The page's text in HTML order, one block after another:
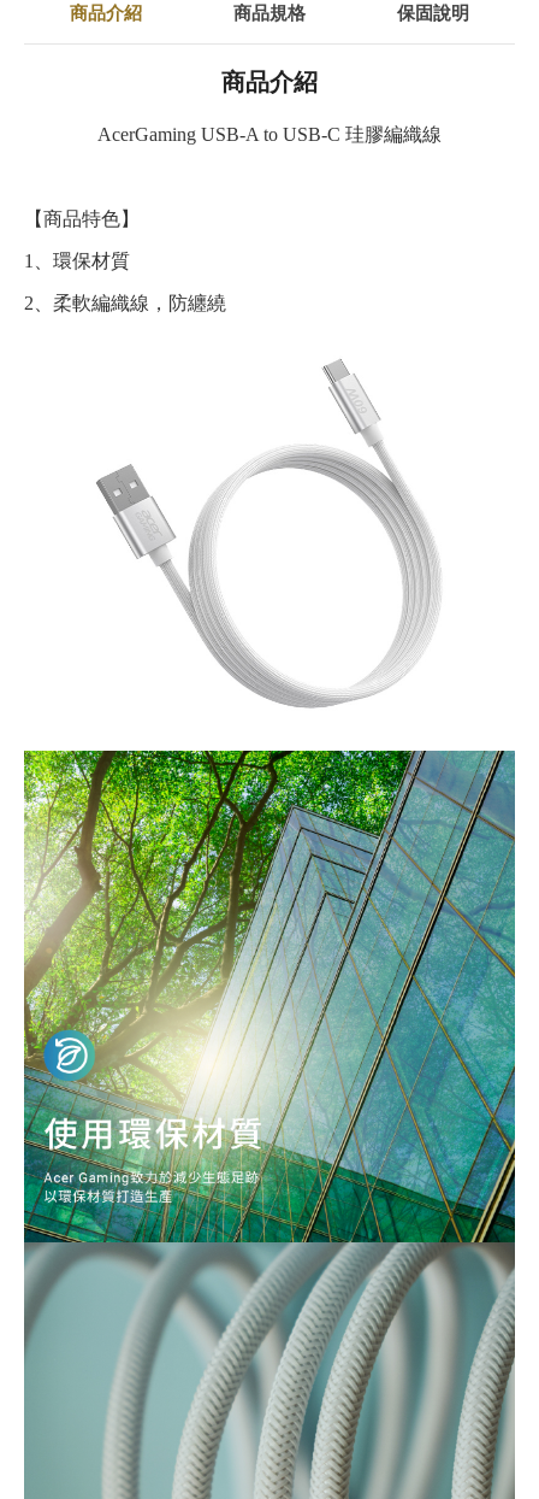
商品介紹 商品規格 保固說明
商品介紹
AcerGaming USB-A to USB-C 珪膠編織線
【商品特色】
1、 環保材質
2、 柔軟編織線，防纏繞